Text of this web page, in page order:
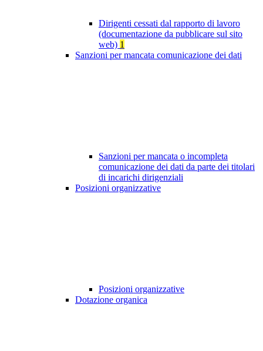
Dirigenti cessati dal rapporto di lavoro
(documentazione da pubblicare sul sito
web) 1
Sanzioni per mancata comunicazione dei dati
Sanzioni per mancata o incompleta
comunicazione dei dati da parte dei titolari
di incarichi dirigenziali
Posizioni organizzative
Posizioni organizzative
Dotazione organica